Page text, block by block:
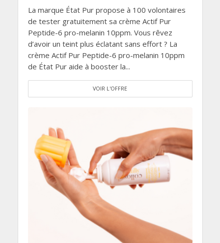
La marque État Pur propose à 100 volontaires
de tester gratuitement sa crème Actif Pur
Peptide-6 pro-melanin 10ppm. Vous rêvez
d’avoir un teint plus éclatant sans effort ? La
crème Actif Pur Peptide-6 pro-melanin 10ppm
de État Pur aide à booster la...
VOIR L'OFFRE